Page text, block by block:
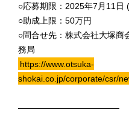
○応募期限：2025年7月11日
○助成上限：50万円
○問合せ先：株式会社大塚
務局
https://www.otsuka-
shokai.co.jp/corporate/csr/
————————————